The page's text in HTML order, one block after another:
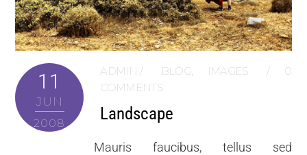
11
JUN
2008
ADMIN BLOG, IMAGES
0
COMMENTS
Landscape
Mauris faucibus, tellus sed